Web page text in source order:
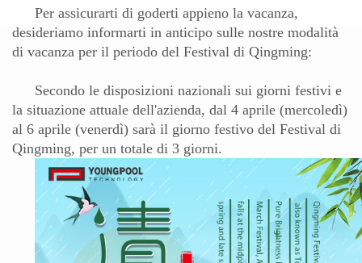
Per assicurarti di goderti appieno la vacanza,
desideriamo informarti in anticipo sulle nostre modalità
di vacanza per il periodo del Festival di Qingming:
Secondo le disposizioni nazionali sui giorni festivi e
la situazione attuale dell'azienda, dal 4 aprile (mercoledì)
al 6 aprile (venerdì) sarà il giorno festivo del Festival di
Qingming, per un totale di 3 giorni.